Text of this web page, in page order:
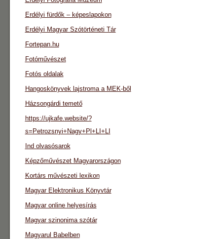
Erdélyi fürdők – képeslapokon
Erdélyi Magyar Szótörténeti Tár
Fortepan.hu
Fotóművészet
Fotós oldalak
Hangoskönyvek lajstroma a MEK-ből
Házsongárdi temető
https://ujkafe.website/?
s=Petrozsnyi+Nagy+Pl+LI+LI
Ind olvasósarok
Képzőművészet Magyarországon
Kortárs művészeti lexikon
Magyar Elektronikus Könyvtár
Magyar online helyesírás
Magyar szinonima szótár
Magyarul Babelben